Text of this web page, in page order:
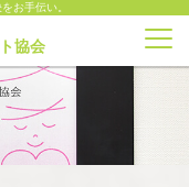
お手伝い。
協会